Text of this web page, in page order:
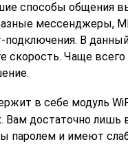
способы общения
мессенджеры,
подключения. В
скорость. Чаще
в себе модуль
Вам достаточно лишь
паролем и имеют